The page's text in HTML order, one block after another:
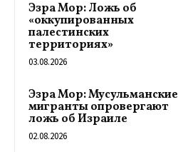
Эзра Мор: Ложь об
«оккупированных
палестинских
территориях»
03.08.2026
Эзра Мор: Мусульманские
мигранты опровергают
ложь об Израиле
02.08.2026